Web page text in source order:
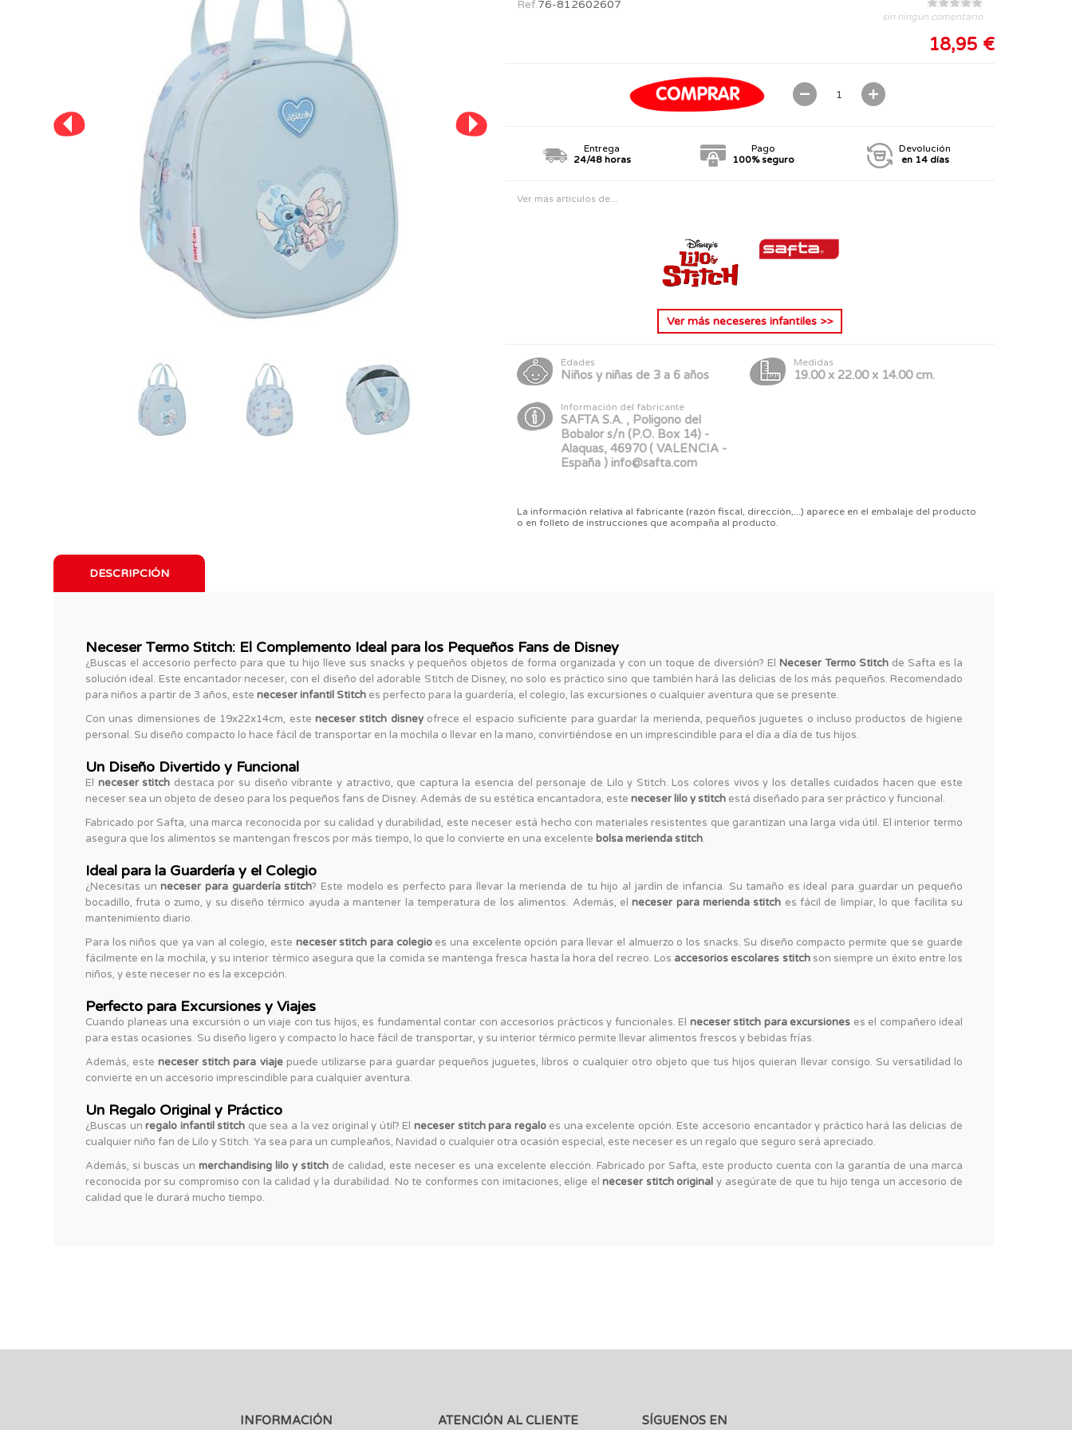
PERSONAJES
Ref.76-812602607
sin ningún comentario
18,95 €
Entrega
24/48 horas
Pago
100% seguro
Devolución
en 14 días
Ver más artículos de...
Ver másneceseres infantiles >>
Edades
Niños y niñas de 3 a 6 años
Medidas
19.00 x 22.00 x 14.00 cm.
Información del fabricante
SAFTA S.A. , Poligono del
Bobalor s/n (P.O. Box 14) -
Alaquas, 46970 ( VALENCIA -
España ) info@safta.com
La información relativa al fabricante (razón fiscal, dirección,...) aparece en el embalaje del producto
o en folleto de instrucciones que acompaña al producto.
DESCRIPCIÓN
Neceser Termo Stitch: El Complemento Ideal para los Pequeños Fans de Disney
¿Buscas el accesorio perfecto para que tu hijo lleve sus snacks y pequeños objetos de forma organizada y con un toque de diversión? El Neceser Termo Stitch de Safta es la
solución ideal. Este encantador neceser, con el diseño del adorable Stitch de Disney, no solo es práctico sino que también hará las delicias de los más pequeños. Recomendado
para niños a partir de 3 años, este neceser infantil Stitch es perfecto para la guardería, el colegio, las excursiones o cualquier aventura que se presente.
Con unas dimensiones de 19x22x14cm, esteneceser stitch disneyofrece el espacio suficiente para guardar la merienda, pequeños juguetes o incluso productos de higiene
personal. Su diseño compacto lo hace fácil de transportar en la mochila o llevar en la mano, convirtiéndose en un imprescindible para el día a día de tus hijos.
Un Diseño Divertido y Funcional
El neceser stitch destaca por su diseño vibrante y atractivo, que captura la esencia del personaje de Lilo y Stitch. Los colores vivos y los detalles cuidados hacen que este
neceser sea un objeto de deseo para los pequeños fans de Disney. Además de su estética encantadora, este neceser lilo y stitch está diseñado para ser práctico y funcional.
Fabricado por Safta, una marca reconocida por su calidad y durabilidad, este neceser está hecho con materiales resistentes que garantizan una larga vida útil. El interior termo
asegura que los alimentos se mantengan frescos por más tiempo, lo que lo convierte en una excelente bolsa merienda stitch.
Ideal para la Guardería y el Colegio
¿Necesitas unneceser para guardería stitch? Este modelo es perfecto para llevar la merienda de tu hijo al jardín de infancia. Su tamaño es ideal para guardar un pequeño
bocadillo, fruta o zumo, y su diseño térmico ayuda a mantener la temperatura de los alimentos. Además, elneceser para merienda stitch es fácil de limpiar, lo que facilita su
mantenimiento diario.
Para los niños que ya van al colegio, este neceser stitch para colegioes una excelente opción para llevar el almuerzo o los snacks. Su diseño compacto permite que se guarde
fácilmente en la mochila, y su interior térmico asegura que la comida se mantenga fresca hasta la hora del recreo. Los accesorios escolares stitchson siempre un éxito entre los
niños, y este neceser no es la excepción.
Perfecto para Excursiones y Viajes
Cuando planeas una excursión o un viaje con tus hijos, es fundamental contar con accesorios prácticos y funcionales. El neceser stitch para excursiones es el compañero ideal
para estas ocasiones. Su diseño ligero y compacto lo hace fácil de transportar, y su interior térmico permite llevar alimentos frescos y bebidas frías.
Además, esteneceser stitch para viajepuede utilizarse para guardar pequeños juguetes, libros o cualquier otro objeto que tus hijos quieran llevar consigo. Su versatilidad lo
convierte en un accesorio imprescindible para cualquier aventura.
Un Regalo Original y Práctico
¿Buscas unregalo infantil stitch que sea a la vez original y útil? El neceser stitch para regaloes una excelente opción. Este accesorio encantador y práctico hará las delicias de
cualquier niño fan de Lilo y Stitch. Ya sea para un cumpleaños, Navidad o cualquier otra ocasión especial, este neceser es un regalo que seguro será apreciado.
Además, si buscas unmerchandising lilo y stitch de calidad, este neceser es una excelente elección. Fabricado por Safta, este producto cuenta con la garantía de una marca
reconocida por su compromiso con la calidad y la durabilidad. No te conformes con imitaciones, elige elneceser stitch original y asegúrate de que tu hijo tenga un accesorio de
calidad que le durará mucho tiempo.
INFORMACIÓN ATENCIÓN AL CLIENTE SÍGUENOS EN